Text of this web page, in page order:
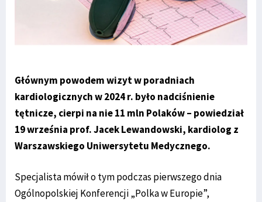
Głównym powodem wizyt w poradniach
kardiologicznych w 2024 r. było nadciśnienie
tętnicze, cierpi na nie 11 mln Polaków – powiedział
19 września prof. Jacek Lewandowski, kardiolog z
Warszawskiego Uniwersytetu Medycznego.
Specjalista mówił o tym podczas pierwszego dnia
Ogólnopolskiej Konferencji „Polka w Europie”,